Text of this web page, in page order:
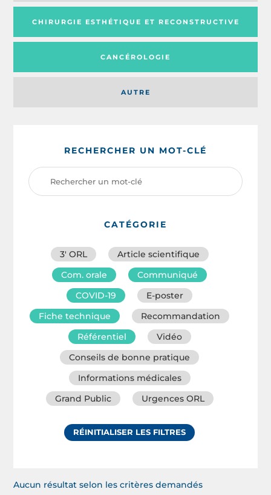
AUTRE
CHIRURGIE ESTHÉTIQUE ET RECONSTRUCTIVE
CANCÉROLOGIE
RECHERCHER UN MOT-CLÉ
CATÉGORIE
3′ ORL
Article scientifique
Com. orale
Communiqué
COVID-19
E-poster
Fiche technique
Recommandation
Référentiel
Vidéo
Conseils de bonne pratique
Informations médicales
Grand Public
Urgences ORL
RÉINITIALISER LES FILTRES
Aucun résultat selon les critères demandés